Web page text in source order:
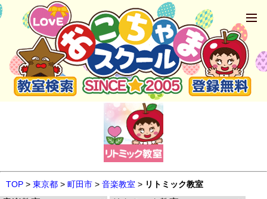
TOP > 東京都 > 町田市 > 音楽教室 > リトミック教室